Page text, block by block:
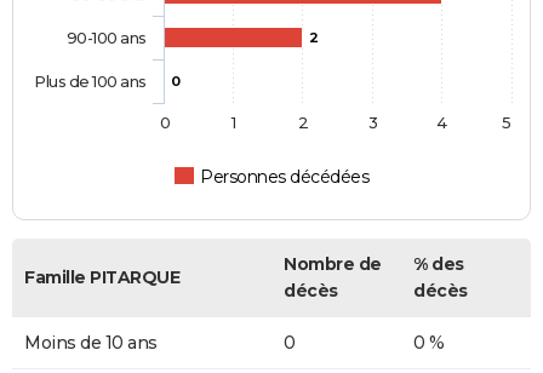
2
0
Personnes décédées
90-100 ans
Plus de 100 ans
0 1 2 3 4 5
Famille PITARQUE
Nombre de
décès
% des
décès
Moins de 10 ans 0 0 %